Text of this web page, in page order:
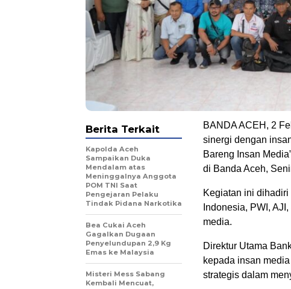
BANDA ACEH, 2
sinergi dengan
Bareng Insan
di Banda Aceh,
Kegiatan ini
Indonesia, PWI,
media.
Direktur Utama
kepada insan
strategis dalam
Berita Terkait
Kapolda Aceh
Sampaikan Duka
Mendalam atas
Meninggalnya Anggota
POM TNI Saat
Pengejaran Pelaku
Tindak Pidana Narkotika
Bea Cukai Aceh
Gagalkan Dugaan
Penyelundupan 2,9 Kg
Emas ke Malaysia
Misteri Mess Sabang
Kembali Mencuat,